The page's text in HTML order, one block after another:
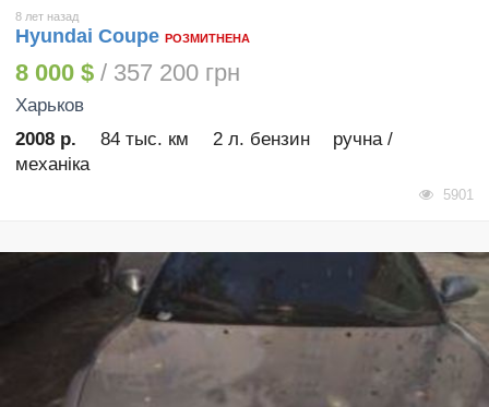
8 лет назад
Hyundai Coupe РОЗМИТНЕНА
8 000 $ / 357 200 грн
Харьков
2008 р.
84 тыс. км 2 л. бензин
ручна /
механіка
5901